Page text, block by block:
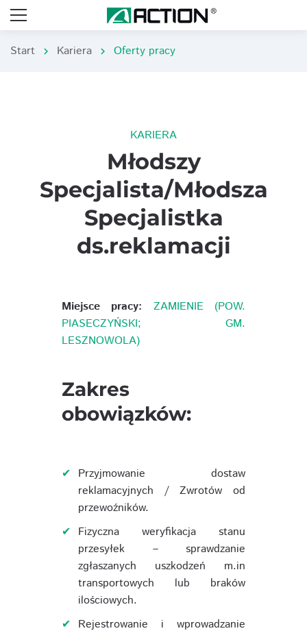
Start chevron_right Kariera chevron_right Oferty pracy
KARIERA
Młodszy
Specjalista/Młodsza
Specjalistka
ds.reklamacji
Miejsce pracy:
ZAMIENIE (POW.
PIASECZYŃSKI; GM.
LESZNOWOLA)
Zakres
obowiązków:
Przyjmowanie dostaw
reklamacyjnych / Zwrotów od
przewoźników.
Fizyczna weryfikacja stanu
przesyłek – sprawdzanie
zgłaszanych uszkodzeń m.in
transportowych lub braków
ilościowych.
Rejestrowanie i wprowadzanie